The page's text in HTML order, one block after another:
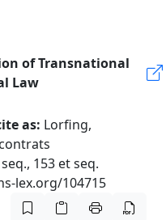
of Transnational
Law
as: Lorfing,
153 et seq.
lex.org/104715